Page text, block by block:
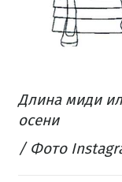
Длина миди
осени
/ Фото